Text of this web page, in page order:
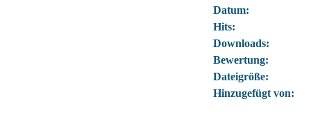
Datum:
Hits:
Downloads:
Bewertung:
Dateigröße:
Hinzugefügt von: